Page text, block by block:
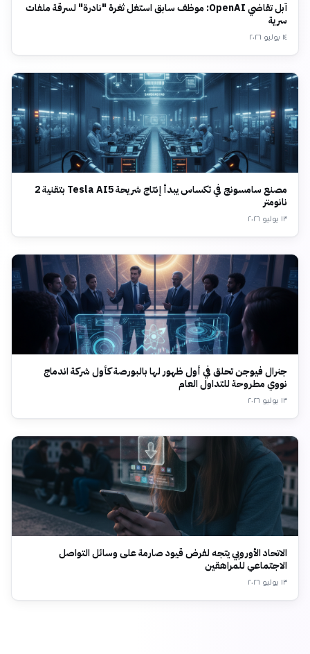
آبل تقاضي OpenAI: موظف سابق استغل ثغرة "نادرة" لسرقة ملفات
سرية
١٤ يوليو ٢٠٢٦
مصنع سامسونج في تكساس يبدأ إنتاج شريحة Tesla AI5 بتقنية 2
نانومتر
١٣ يوليو ٢٠٢٦
جنرال فيوجن تحلق في أول ظهور لها بالبورصة كأول شركة اندماج
نووي مطروحة للتداول العام
١٣ يوليو ٢٠٢٦
الاتحاد الأوروبي يتجه لفرض قيود صارمة على وسائل التواصل
الاجتماعي للمراهقين
١٣ يوليو ٢٠٢٦